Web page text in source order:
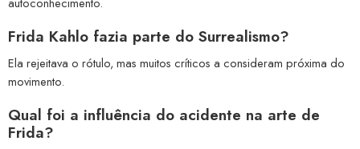
Frida Kahlo fazia parte do Surrealismo?
Ela rejeitava o rótulo, mas muitos críticos a consideram próxima do
movimento.
Qual foi a influência do acidente na arte de
Frida?